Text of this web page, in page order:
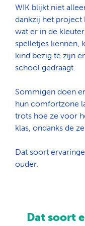
WIK blijkt niet
dankzij het project
wat er in de
spelletjes kennen,
kind bezig te zijn
school gedraagt.
Sommigen doen
hun comfortzone
trots hoe ze voor
klas, ondanks de
Dat soort
ouder.
Dat soort